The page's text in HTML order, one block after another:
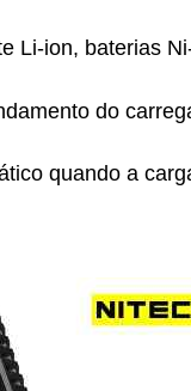
Li-ion, baterias
do
quando a